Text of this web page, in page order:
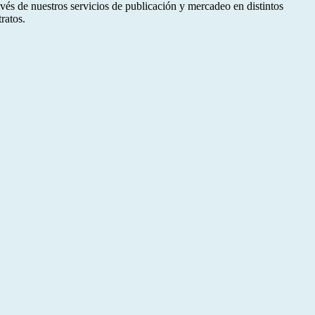
de nuestros servicios de publicación y mercadeo en distintos